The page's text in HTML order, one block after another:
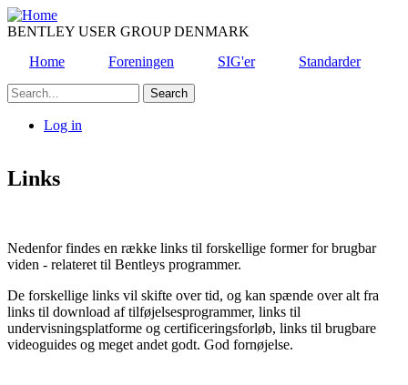
Skip
to
content
BENTLEY USER GROUP DENMARK
Home
Foreningen SIG'er
Standarder
Search
account
Log in
Links
Nedenfor findes en række links til forskellige former for brugbar
viden - relateret til Bentleys programmer.
De forskellige links vil skifte over tid, og kan spænde over alt fra
links til download af tilføjelsesprogrammer, links til
undervisningsplatforme og certificeringsforløb, links til brugbare
videoguides og meget andet godt. God fornøjelse.